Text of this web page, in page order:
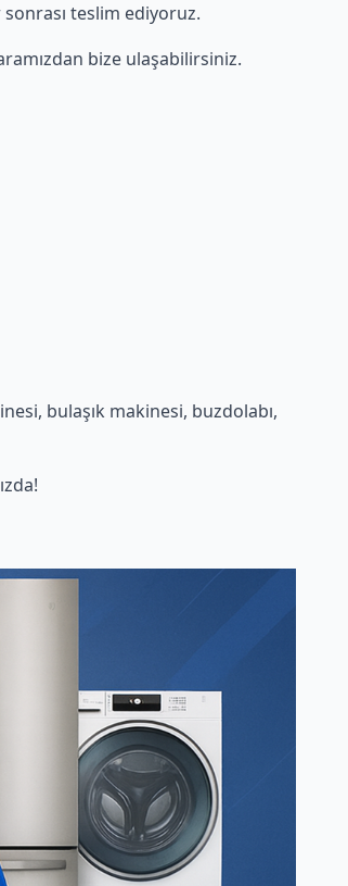
sonrası teslim ediyoruz.
bize ulaşabilirsiniz.
bulaşık makinesi, buzdolabı,